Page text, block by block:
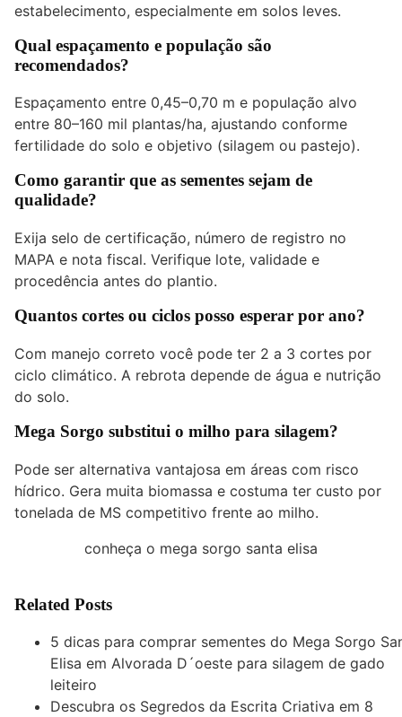
estabelecimento, especialmente em solos leves.
Qual espaçamento e população são
recomendados?
Espaçamento entre 0,45–0,70 m e população alvo
entre 80–160 mil plantas/ha, ajustando conforme
fertilidade do solo e objetivo (silagem ou pastejo).
Como garantir que as sementes sejam de
qualidade?
Exija selo de certificação, número de registro no
MAPA e nota fiscal. Verifique lote, validade e
procedência antes do plantio.
Quantos cortes ou ciclos posso esperar por ano?
Com manejo correto você pode ter 2 a 3 cortes por
ciclo climático. A rebrota depende de água e nutrição
do solo.
Mega Sorgo substitui o milho para silagem?
Pode ser alternativa vantajosa em áreas com risco
hídrico. Gera muita biomassa e costuma ter custo por
tonelada de MS competitivo frente ao milho.
conheça o mega sorgo santa elisa
Related Posts
5 dicas para comprar sementes do Mega Sorgo
Elisa em Alvorada D´oeste para silagem de gado
leiteiro
Descubra os Segredos da Escrita Criativa em 8